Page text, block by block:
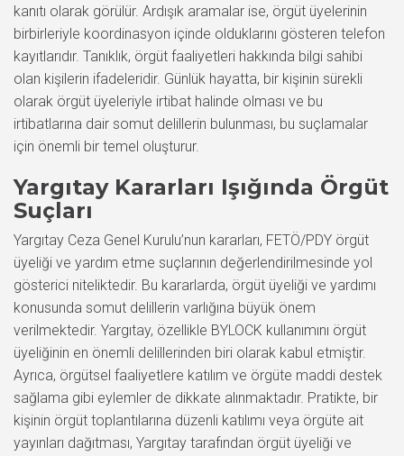
kanıtı olarak görülür. Ardışık aramalar ise, örgüt üyelerinin
birbirleriyle koordinasyon içinde olduklarını gösteren telefon
kayıtlarıdır. Tanıklık, örgüt faaliyetleri hakkında bilgi sahibi
olan kişilerin ifadeleridir. Günlük hayatta, bir kişinin sürekli
olarak örgüt üyeleriyle irtibat halinde olması ve bu
irtibatlarına dair somut delillerin bulunması, bu suçlamalar
için önemli bir temel oluşturur.
Yargıtay Kararları Işığında Örgüt
Suçları
Yargıtay Ceza Genel Kurulu’nun kararları, FETÖ/PDY örgüt
üyeliği ve yardım etme suçlarının değerlendirilmesinde yol
gösterici niteliktedir. Bu kararlarda, örgüt üyeliği ve yardımı
konusunda somut delillerin varlığına büyük önem
verilmektedir. Yargıtay, özellikle BYLOCK kullanımını örgüt
üyeliğinin en önemli delillerinden biri olarak kabul etmiştir.
Ayrıca, örgütsel faaliyetlere katılım ve örgüte maddi destek
sağlama gibi eylemler de dikkate alınmaktadır. Pratikte, bir
kişinin örgüt toplantılarına düzenli katılımı veya örgüte ait
yayınları dağıtması, Yargıtay tarafından örgüt üyeliği ve